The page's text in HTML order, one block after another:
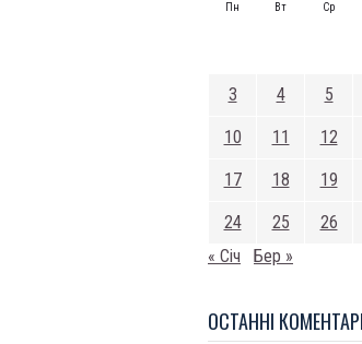
Пн Вт Ср
3 4 5
10 11 12
17 18 19
24 25 26
« Січ
Бер »
ОСТАННI КОМЕНТАРI